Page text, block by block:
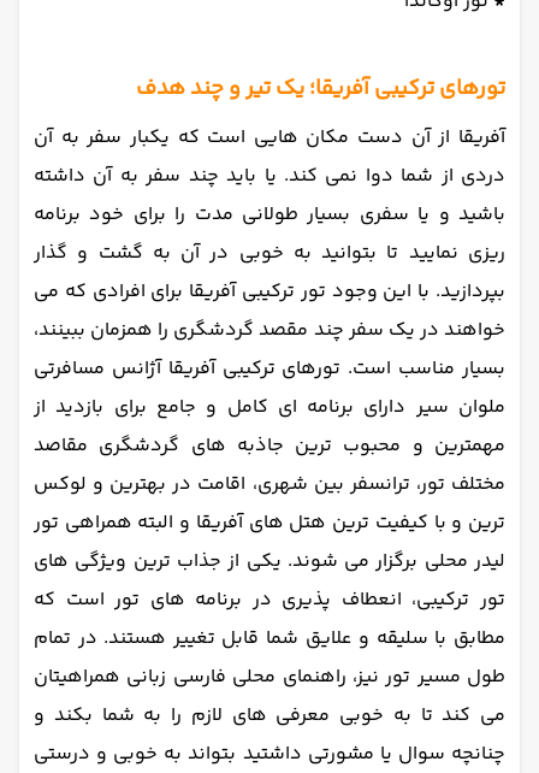
تورهای ترکیبی آفریقا؛ یک تیر و چند هدف
آفریقا از آن دست مکان هایی است که یکبار سفر به آن
دردی از شما دوا نمی کند. یا باید چند سفر به آن داشته
باشید و یا سفری بسیار طولانی مدت را برای خود برنامه
ریزی نمایید تا بتوانید به خوبی در آن به گشت و گذار
بپردازید. با این وجود تور ترکیبی آفریقا برای افرادی که می
خواهند در یک سفر چند مقصد گردشگری را همزمان ببینند،
بسیار مناسب است. تورهای ترکیبی آفریقا آژانس مسافرتی
ملوان سیر دارای برنامه ای کامل و جامع برای بازدید از
مهمترین و محبوب ترین جاذبه های گردشگری مقاصد
مختلف تور، ترانسفر بین شهری، اقامت در بهترین و لوکس
ترین و با کیفیت ترین هتل های آفریقا و البته همراهی تور
لیدر محلی برگزار می شوند. یکی از جذاب ترین ویژگی های
تور ترکیبی، انعطاف پذیری در برنامه های تور است که
مطابق با سلیقه و علایق شما قابل تغییر هستند. در تمام
طول مسیر تور نیز، راهنمای محلی فارسی زبانی همراهیتان
می کند تا به خوبی معرفی های لازم را به شما بکند و
چنانچه سوال یا مشورتی داشتید بتواند به خوبی و درستی